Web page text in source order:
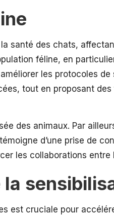
santé des chats,
féline, en
les protocoles de
tout en proposant
des animaux. Par
d’une prise de
les collaborations entre
la
est cruciale pour